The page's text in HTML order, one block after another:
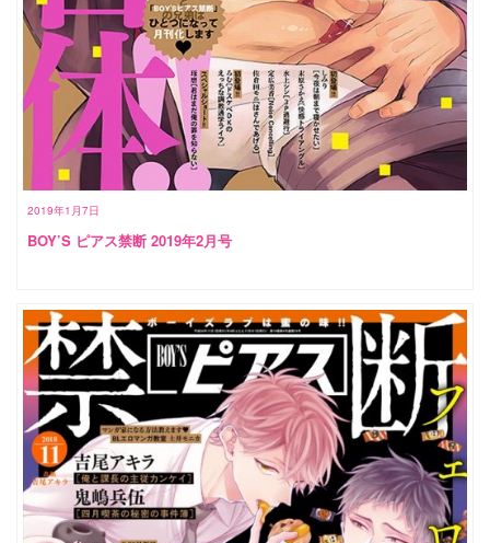
2019年1月7日
BOY’S ピアス禁断 2019年2月号